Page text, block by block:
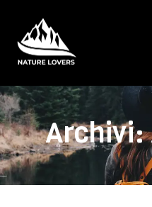
Archivi:
Camping 4 Stelle